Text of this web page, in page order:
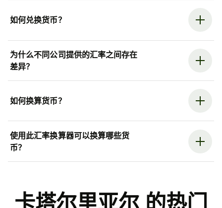
如何兑换货币？
为什么不同公司提供的汇率之间存在
差异？
如何换算货币？
使用此汇率换算器可以换算哪些货
币？
卡塔尔里亚尔 的热门